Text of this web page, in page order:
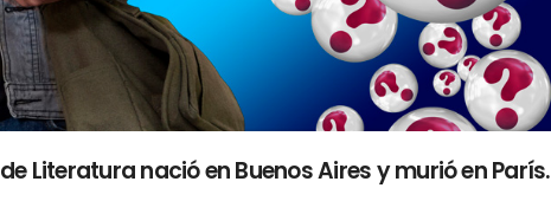
de Literatura nació en Buenos Aires y murió en París.